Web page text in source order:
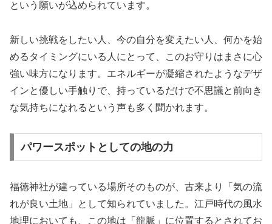
という願いが込められています。
新しい挑戦をしたい人、今の自分を変えたい人、何かを始
めるタイミングにいる人にとって、このお守りはまさに心
強い味方になります。エネルギーが凝縮されたようなデザ
インと優しい手触りで、持っているだけで不思議と前向き
な気持ちになれるという声も多く聞かれます。
パワースポットとしての地の力
福徳神社が建っている場所そのものが、古来より「気の流
れが良い土地」として知られていました。江戸時代の風水
地理においても、この地は「龍脈」に位置するとされてお